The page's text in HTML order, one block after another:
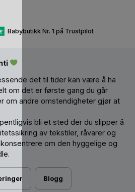
Babybutikk Nr. 1 på Trustpilot
det til tider kan være å ha
om det er første gang du går
om andre omstendigheter gjør at
bli et sted der du slipper å
av tekstiler, råvarer og
om den hyggelige og
Blogg